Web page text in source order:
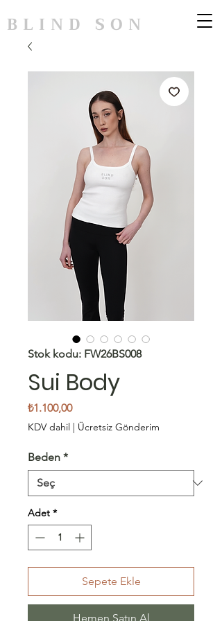
BLIND SON
Stok kodu: FW26BS008
Sui Body
₺1.100,00Fiyat
KDV dahil | Ücretsiz Gönderim
Beden *
Adet *
Sepete Ekle
Hemen Satın Al